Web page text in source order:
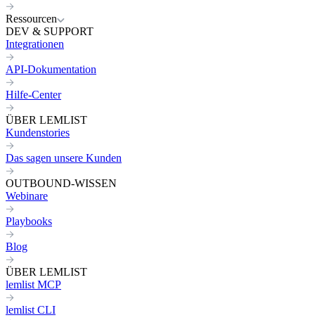
Ressourcen
DEV & SUPPORT
Integrationen
API-Dokumentation
Hilfe-Center
ÜBER LEMLIST
Kundenstories
Das sagen unsere Kunden
OUTBOUND-WISSEN
Webinare
Playbooks
Blog
ÜBER LEMLIST
lemlist MCP
lemlist CLI